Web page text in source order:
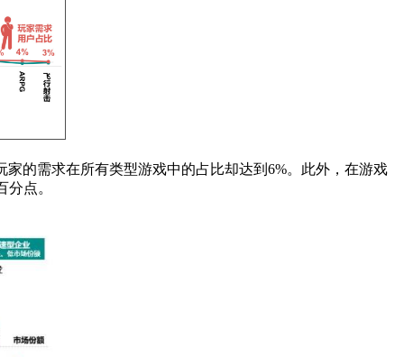
的需求在所有类型游戏中的占比却达到6%。此外，在游戏
点。